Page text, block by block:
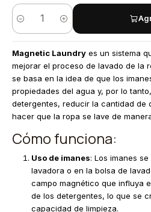
Cantidad
Magnetic Laundryes un sistema
mejorar el proceso de lavado de la
se basa en la idea de que los
propiedades del agua y, por lo
detergentes, reducir la cantidad de
hacer que la ropa se lave de
Cómo funciona:
Uso de imanes: Los imanes
lavadora o en la bolsa de
campo magnético que influya
de los detergentes, lo que se
capacidad de limpieza.